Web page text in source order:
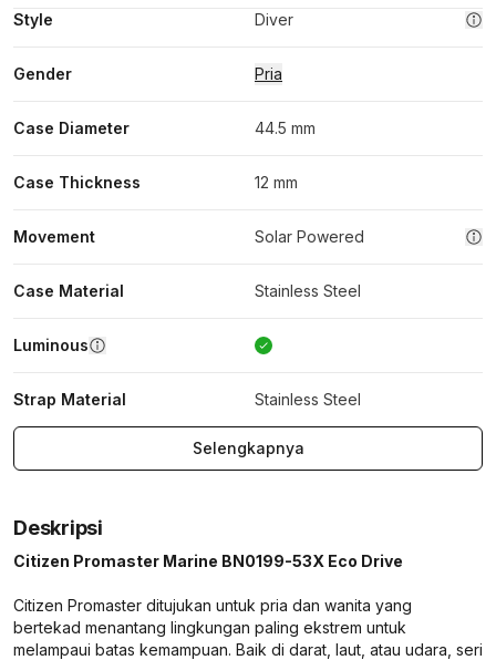
Style Diver
Gender Pria
Case Diameter 44.5 mm
Case Thickness 12 mm
Movement Solar Powered
Case Material Stainless Steel
Luminous
Strap Material Stainless Steel
Selengkapnya
Deskripsi
Citizen Promaster Marine BN0199-53X Eco Drive
Citizen Promaster ditujukan untuk pria dan wanita yang
bertekad menantang lingkungan paling ekstrem untuk
melampaui batas kemampuan. Baik di darat, laut, atau udara, seri